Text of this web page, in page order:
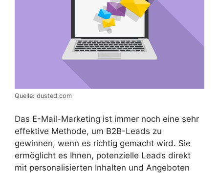
Quelle: dusted.com
Das E-Mail-Marketing ist immer noch eine sehr
effektive Methode, um B2B-Leads zu
gewinnen, wenn es richtig gemacht wird. Sie
ermöglicht es Ihnen, potenzielle Leads direkt
mit personalisierten Inhalten und Angeboten